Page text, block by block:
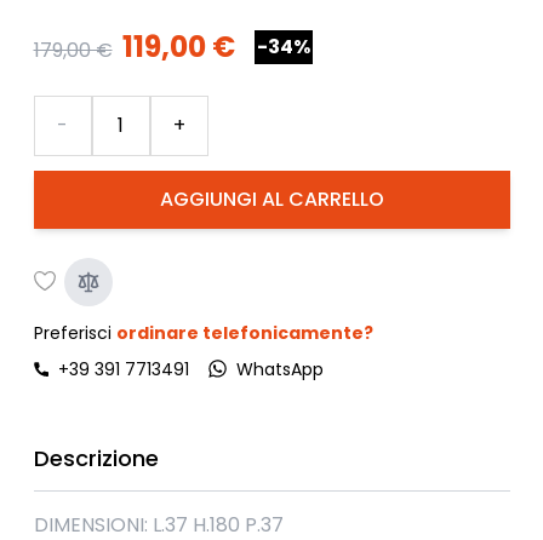
179,00 € 119,00 € -34%
AGGIUNGI AL CARRELLO
- +
Preferisci ordinare telefonicamente?
+39 391 7713491
WhatsApp
Descrizione
DIMENSIONI: L.37 H.180 P.37